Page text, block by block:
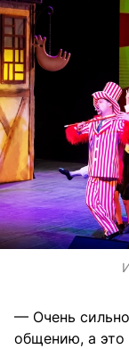
— Очень
общению, а это